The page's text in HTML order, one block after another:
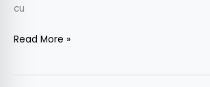
cu
Read More »